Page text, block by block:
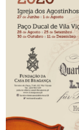
214
416
068